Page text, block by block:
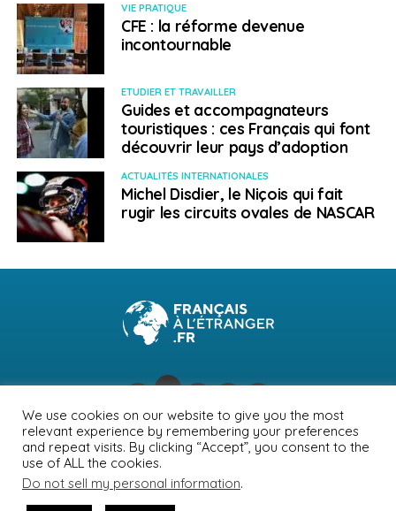
VIE PRATIQUE
CFE : la réforme devenue
incontournable
ETUDIER ET TRAVAILLER
Guides et accompagnateurs
touristiques : ces Français qui font
découvrir leur pays d’adoption
ACTUALITÉS INTERNATIONALES
Michel Disdier, le Niçois qui fait
rugir les circuits ovales de NASCAR
NEWSLETTER PUBLICITÉ CONTACTS
MENTIONS LÉGALES
POLITIQUE DE CONFIDENTIALITÉ
We use cookies on our website to give you the most
relevant experience by remembering your preferences
and repeat visits. By clicking “Accept”, you consent to the
use of ALL the cookies.
Do not sell my personal information.